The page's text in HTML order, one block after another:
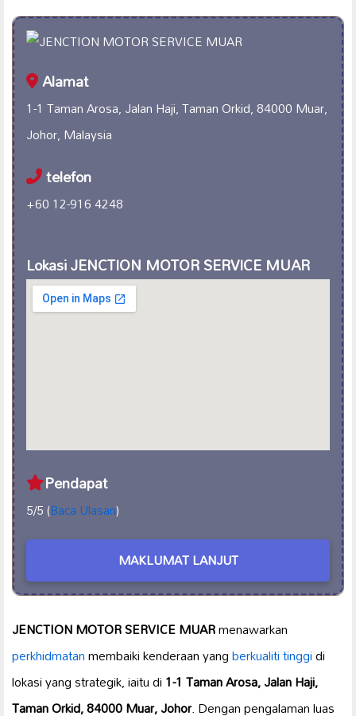
Alamat
1-1 Taman Arosa, Jalan Haji, Taman Orkid, 84000 Muar,
Johor, Malaysia
telefon
+60 12-916 4248
Lokasi JENCTION MOTOR SERVICE MUAR
Pendapat
5/5 (Baca Ulasan)
MAKLUMAT LANJUT
JENCTION MOTOR SERVICE MUARmenawarkan
perkhidmatanmembaiki kenderaan yangberkualiti tinggidi
lokasi yang strategik, iaitu di1-1 Taman Arosa, Jalan Haji,
Taman Orkid, 84000 Muar, Johor. Dengan pengalaman luas